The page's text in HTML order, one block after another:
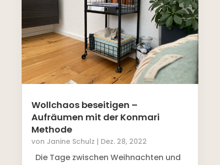
Wollchaos beseitigen –
Aufräumen mit der Konmari
Methode
von Janine Schulz | Dez. 28, 2022
Die Tage zwischen Weihnachten und